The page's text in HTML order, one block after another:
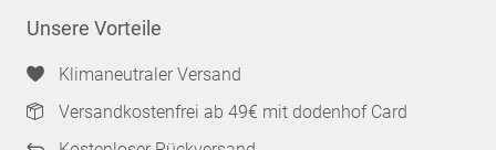
Unsere Vorteile
Klimaneutraler Versand
Versandkostenfrei ab 49€ mit dodenhof Card